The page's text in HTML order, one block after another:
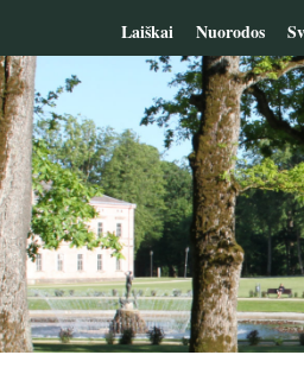
Laiškai Nuorodos